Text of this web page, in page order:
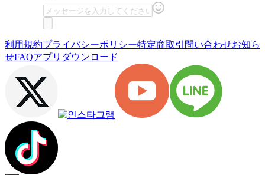
利用規約プライバシーポリシー特定商取引 問い合わせお知ら
せFAQアプリダウンロード